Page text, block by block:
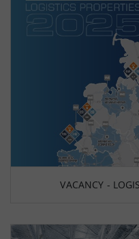
VACANCY -